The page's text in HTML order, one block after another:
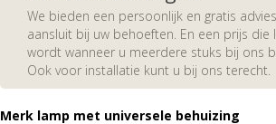
We bieden een persoonlijk en gratis
aansluit bij uw behoeften. En een prijs die
wordt wanneer u meerdere stuks bij ons
Ook voor installatie kunt u bij ons terecht.
Merk lamp met universele behuizing